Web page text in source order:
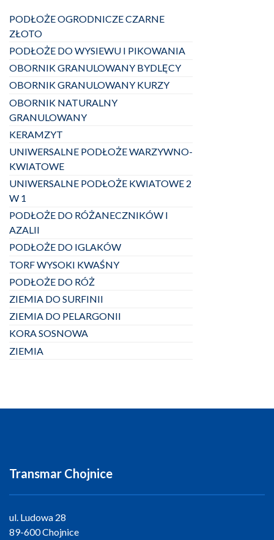
PODŁOŻE OGRODNICZE CZARNE
ZŁOTO
PODŁOŻE DO WYSIEWU I PIKOWANIA
OBORNIK GRANULOWANY BYDLĘCY
OBORNIK GRANULOWANY KURZY
OBORNIK NATURALNY
GRANULOWANY
KERAMZYT
UNIWERSALNE PODŁOŻE WARZYWNO-
KWIATOWE
UNIWERSALNE PODŁOŻE KWIATOWE 2
W 1
PODŁOŻE DO RÓŻANECZNIKÓW I
AZALII
PODŁOŻE DO IGLAKÓW
TORF WYSOKI KWAŚNY
PODŁOŻE DO RÓŻ
ZIEMIA DO SURFINII
ZIEMIA DO PELARGONII
KORA SOSNOWA
ZIEMIA
Transmar Chojnice
ul. Ludowa 28
89-600 Chojnice